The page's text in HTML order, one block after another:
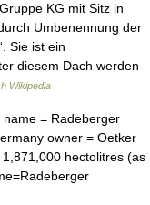
KG mit Sitz in
Umbenennung der
Sie ist ein
diesem Dach werden
Wikipedia
= Radeberger
owner = Oetker
hectolitres (as